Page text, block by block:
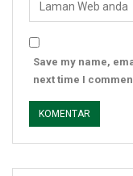
Save my name,
next time I